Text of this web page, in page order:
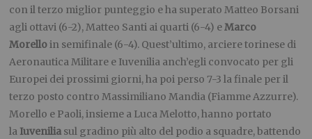
con il terzo miglior punteggio e ha superato Matteo Borsani
agli ottavi (6-2), Matteo Santi ai quarti (6-4) eMarco
Morelloin semifinale (6-4). Quest’ultimo, arciere torinese di
Aeronautica Militare e Iuvenilia anch’egli convocato per gli
Europei dei prossimi giorni, ha poi perso 7-3 la finale per il
terzo posto contro Massimiliano Mandia (Fiamme Azzurre).
Morello e Paoli, insieme a Luca Melotto, hanno portato
la Iuvenilia sul gradino più alto del podio a squadre, battendo